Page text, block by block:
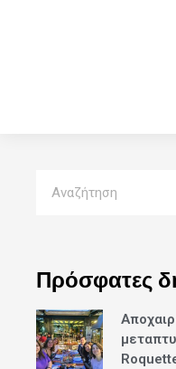
Πρόσφατες